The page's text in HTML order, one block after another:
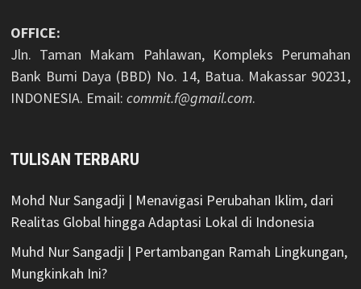
OFFICE:
Jln. Taman Makam Pahlawan, Kompleks Perumahan
Bank Bumi Daya (BBD) No. 14, Batua. Makassar 90231,
INDONESIA. Email: commit.f@gmail.com.
TULISAN TERBARU
Mohd Nur Sangadji | Menavigasi Perubahan Iklim, dari
Realitas Global hingga Adaptasi Lokal di Indonesia
Muhd Nur Sangadji | Pertambangan Ramah Lingkungan,
Mungkinkah Ini?